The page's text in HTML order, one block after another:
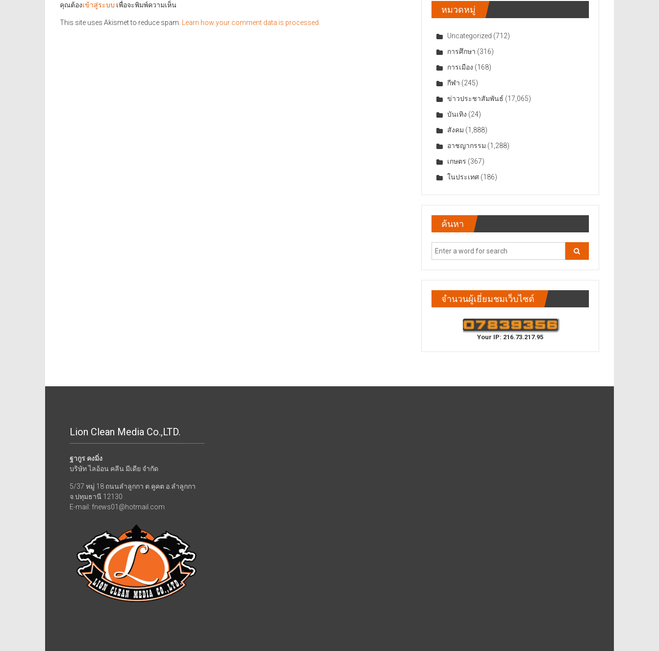
คุณต้องเข้าสู่ระบบ เพื่อจะพิมพ์ความเห็น
This site uses Akismet to reduce spam. Learn how your comment data is processed.
หมวดหมู่
Uncategorized (712)
การศึกษา (316)
การเมือง (168)
กีฬา (245)
ข่าวประชาสัมพันธ์ (17,065)
บันเทิง (24)
สังคม (1,888)
อาชญากรรม (1,288)
เกษตร (367)
ในประเทศ (186)
ค้นหา
จำนวนผู้เยี่ยมชมเว็บไซต์
Your IP: 216.73.217.95
Lion Clean Media Co.,LTD.
ฐากูร คงมิ่ง
บริษัท ไลอ้อน คลีน มีเดีย จำกัด
5/37 หมู่ 18 ถนนลำลูกกา ต.คูคต อ.ลำลูกกา
จ.ปทุมธานี 12130
E-mail: fnews01@hotmail.com